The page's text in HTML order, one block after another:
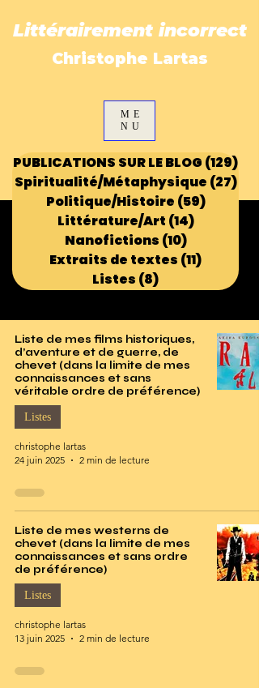
Littérairement incorrect
Christophe Lartas
ME
NU
PUBLICATIONS SUR LE BLOG (129)
Spiritualité/Métaphysique (27)27
Politique/Histoire (59)59 posts
Littérature/Art (14)14 posts
Nanofictions (10)10 posts
Extraits de textes (11)
Listes (8)
Liste de mes films historiques,
d’aventure et de guerre, de
chevet (dans la limite de mes
connaissances et sans
véritable ordre de préférence)
Listes
christophe lartas
24 juin 2025
2 min de lecture
Liste de mes westerns de
chevet (dans la limite de mes
connaissances et sans ordre
de préférence)
Listes
christophe lartas
13 juin 2025
2 min de lecture